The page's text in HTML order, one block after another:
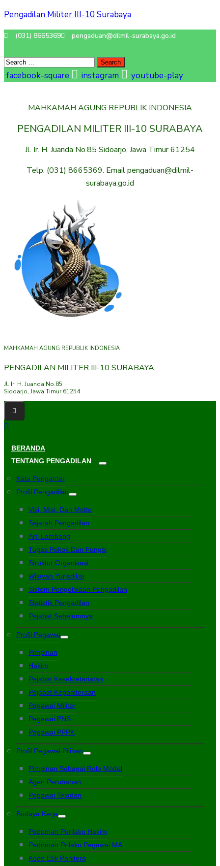
Pengadilan Militer III-10 Surabaya
(031) 8665369 pengaduan@dilmil-surabaya.go.id
facebook-square instagram youtube-play
MAHKAMAH AGUNG REPUBLIK INDONESIA
PENGADILAN MILITER III-10 SURABAYA
Jl. Ir. H. Juanda No.85 Sidoarjo, Jawa Timur 61254
Telp. (031) 8665369. Email pengaduan@dilmil-
surabaya.go.id
MAHKAMAH AGUNG REPUBLIK INDONESIA
PENGADILAN MILITER III-10 SURABAYA
Jl. Ir. H. Juanda No.85
Sidoarjo, Jawa Timur 61254
BERANDA
TENTANG PENGADILAN
Kata Pengantar
Profil Pengadilan
Visi, Misi, Dan Motto
Sejarah Pengadilan
Arti Lambang
Tugas Pokok Dan Fungsi
Struktur Organisasi
Wilayah Yurisdiksi
Sistem Pengelolaan Pengadilan
Statistik Pengadilan
Pejabat Sebelumnya
Profil Pegawai
Pimpinan
Hakim
Pejabat Kesekretariatan
Pejabat Kepaniteraan
Pegawai Militer
Pegawai PNS
Pegawai PPPK
Profil Pegawai Pilihan
Pimpinan Sebagai Role Model
Agen Perubahan
Pegawai Teladan
Budaya Kerja
Pedoman Perilaku Hakim
Pedoman Prilaku Pegawai MA
Kode Etik Panitera